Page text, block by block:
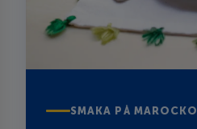
SMAKA PÅ MAROCKO